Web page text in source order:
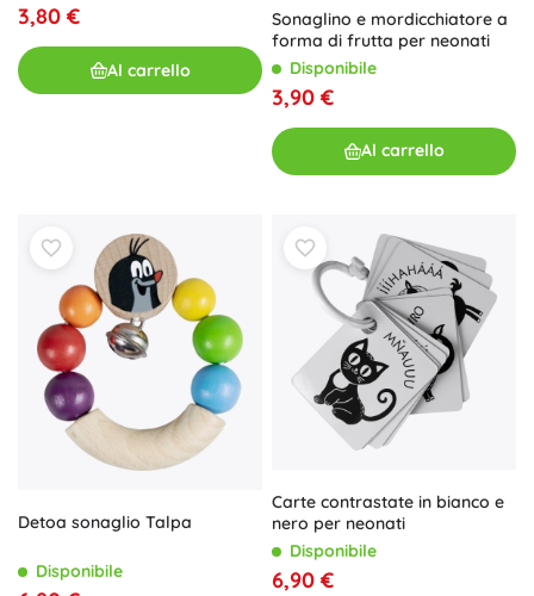
3,80 €
Al carrello
Sonaglino e mordicchiatore a
forma di frutta per neonati
Disponibile
3,90 €
Al carrello
Detoa sonaglio Talpa
Disponibile
Carte contrastate in bianco e
nero per neonati
Disponibile
6,90 €